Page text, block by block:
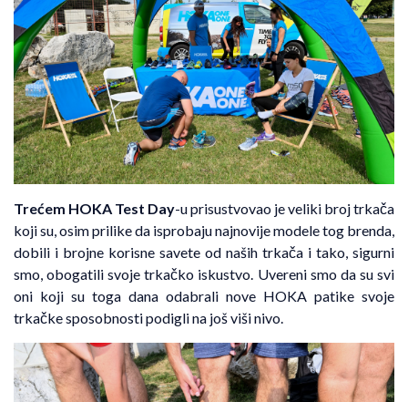
Trećem HOKA Test Day-u prisustvovao je veliki broj trkača
koji su, osim prilike da isprobaju najnovije modele tog brenda,
dobili i brojne korisne savete od naših trkača i tako, sigurni
smo, obogatili svoje trkačko iskustvo. Uvereni smo da su svi
oni koji su toga dana odabrali nove HOKA patike svoje
trkačke sposobnosti podigli na još viši nivo.